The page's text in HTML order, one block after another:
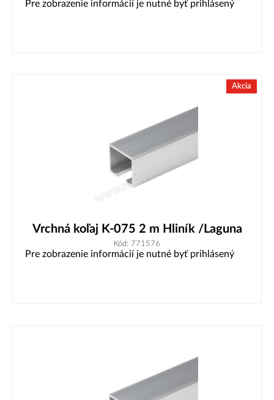
Pre zobrazenie informácií je nutné byť prihlásený
Akcia
Vrchná koľaj K-075 2 m Hliník /Laguna
Kód: 771576
Pre zobrazenie informácií je nutné byť prihlásený